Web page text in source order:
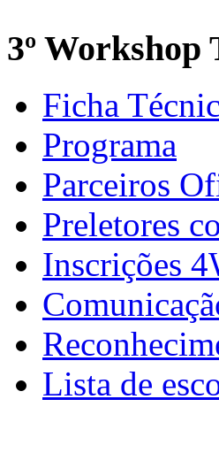
3º Workshop
Ficha
Programa
Parceiros
Preletores
Inscrições
Lista de